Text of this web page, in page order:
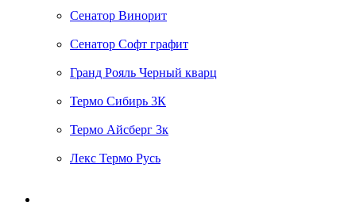
Сенатор Винорит
Сенатор Софт графит
Гранд Рояль Черный кварц
Термо Сибирь 3К
Термо Айсберг 3к
Лекс Термо Русь